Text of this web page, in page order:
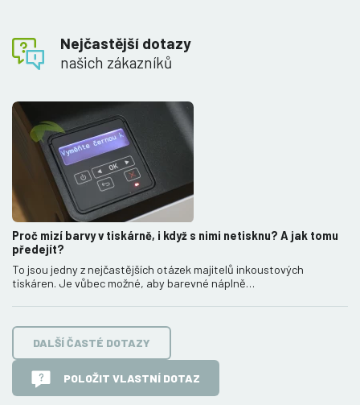
Nejčastější dotazy
našich zákazníků
Proč mizí barvy v tiskárně, i když s nimi netisknu? A jak tomu
předejít?
To jsou jedny z nejčastějších otázek majitelů inkoustových
tiskáren. Je vůbec možné, aby barevné náplně…
DALŠÍ ČASTÉ DOTAZY
POLOŽIT VLASTNÍ DOTAZ